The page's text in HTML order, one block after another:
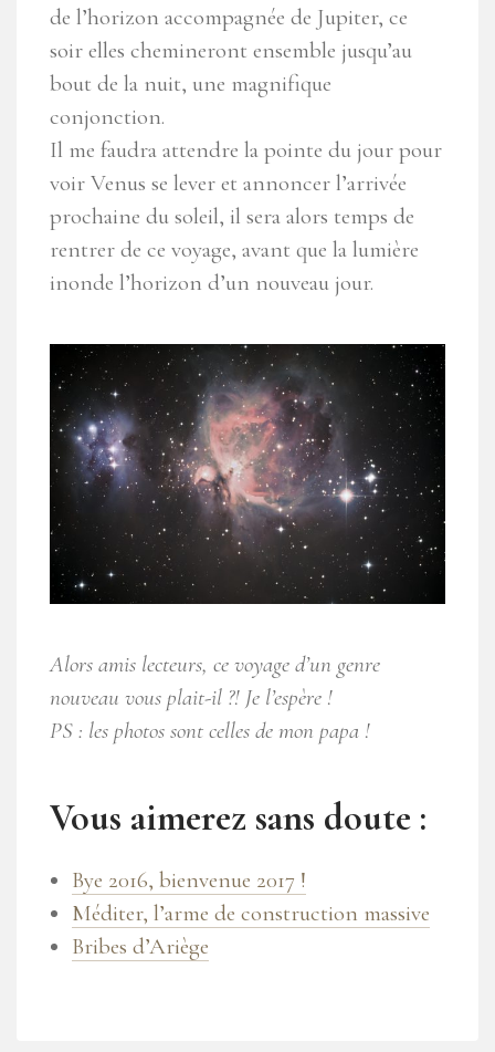
de l’horizon accompagnée de Jupiter, ce
soir elles chemineront ensemble jusqu’au
bout de la nuit, une magnifique
conjonction.
Il me faudra attendre la pointe du jour pour
voir Venus se lever et annoncer l’arrivée
prochaine du soleil, il sera alors temps de
rentrer de ce voyage, avant que la lumière
inonde l’horizon d’un nouveau jour.
Alors amis lecteurs, ce voyage d’un genre
nouveau vous plait-il ?! Je l’espère !
PS : les photos sont celles de mon papa !
Vous aimerez sans doute :
Bye 2016, bienvenue 2017 !
Méditer, l’arme de construction massive
Bribes d’Ariège